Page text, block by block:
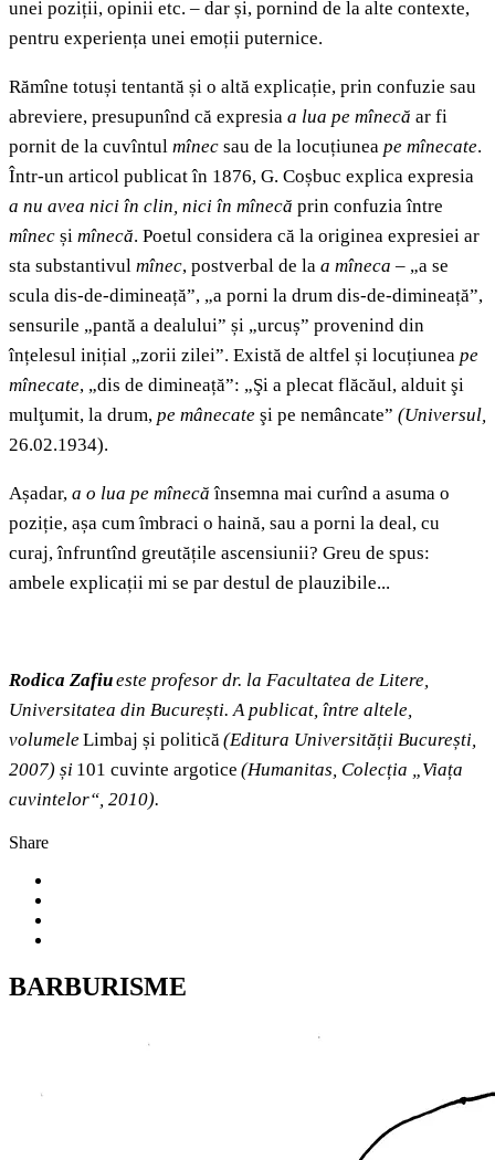
unei poziții, opinii etc. – dar și, pornind de la alte contexte,
pentru experiența unei emoții puternice.
Rămîne totuși tentantă și o altă explicație, prin confuzie sau
abreviere, presupunînd că expresia a lua pe mînecă ar fi
pornit de la cuvîntul mînec sau de la locuțiunea pe mînecate.
Într-un articol publicat în 1876, G. Coșbuc explica expresia
a nu avea nici în clin, nici în mînecă prin confuzia între
mînec și mînecă. Poetul considera că la originea expresiei ar
sta substantivul mînec, postverbal de la a mîneca – „a se
scula dis-de-dimineață”, „a porni la drum dis-de-dimineață”,
sensurile „pantă a dealului” și „urcuș” provenind din
înțelesul inițial „zorii zilei”. Există de altfel și locuțiunea pe
mînecate, „dis de dimineață”: „Şi a plecat flăcăul, alduit şi
mulţumit, la drum, pe mânecate şi pe nemâncate” (Universul,
26.02.1934).
Așadar, a o lua pe mînecăînsemna mai curînd a asuma o
poziție, așa cum îmbraci o haină, sau a porni la deal, cu
curaj, înfruntînd greutățile ascensiunii? Greu de spus:
ambele explicații mi se par destul de plauzibile...
Rodica Zafiueste profesor dr. la Facultatea de Litere,
Universitatea din București. A publicat, între altele,
volumeleLimbaj și politică(Editura Universității București,
2007) și 101 cuvinte argotice (Humanitas, Colecția „Viața
cuvintelor“, 2010).
Share
BARBURISME